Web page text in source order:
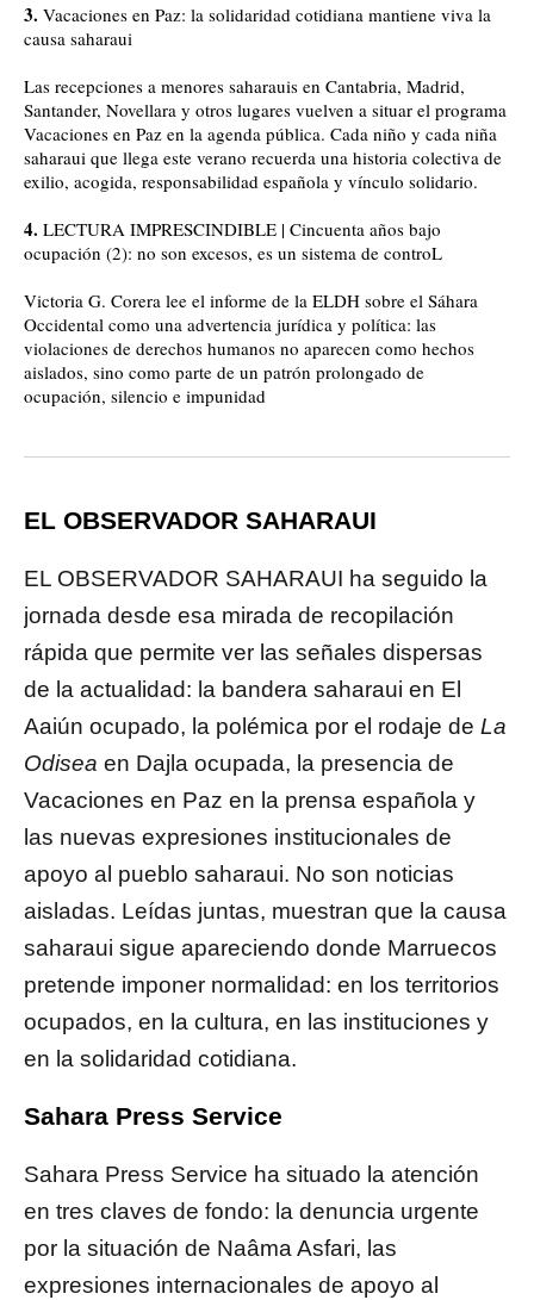
3. Vacaciones en Paz: la solidaridad cotidiana mantiene viva la
causa saharaui
Las recepciones a menores saharauis en Cantabria, Madrid,
Santander, Novellara y otros lugares vuelven a situar el programa
Vacaciones en Paz en la agenda pública. Cada niño y cada niña
saharaui que llega este verano recuerda una historia colectiva de
exilio, acogida, responsabilidad española y vínculo solidario.
4. LECTURA IMPRESCINDIBLE | Cincuenta años bajo
ocupación (2): no son excesos, es un sistema de controL
Victoria G. Corera lee el informe de la ELDH sobre el Sáhara
Occidental como una advertencia jurídica y política: las
violaciones de derechos humanos no aparecen como hechos
aislados, sino como parte de un patrón prolongado de
ocupación, silencio e impunidad
EL OBSERVADOR SAHARAUI
EL OBSERVADOR SAHARAUI ha seguido la
jornada desde esa mirada de recopilación
rápida que permite ver las señales dispersas
de la actualidad: la bandera saharaui en El
Aaiún ocupado, la polémica por el rodaje de La
Odisea en Dajla ocupada, la presencia de
Vacaciones en Paz en la prensa española y
las nuevas expresiones institucionales de
apoyo al pueblo saharaui. No son noticias
aisladas. Leídas juntas, muestran que la causa
saharaui sigue apareciendo donde Marruecos
pretende imponer normalidad: en los territorios
ocupados, en la cultura, en las instituciones y
en la solidaridad cotidiana.
Sahara Press Service
Sahara Press Service ha situado la atención
en tres claves de fondo: la denuncia urgente
por la situación de Naâma Asfari, las
expresiones internacionales de apoyo al